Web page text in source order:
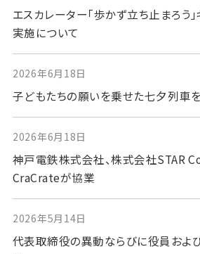
エスカレーター「歩かず立ち止まろう
実施について
2026年6月18日
子どもたちの願いを乗せた七夕列車
2026年6月18日
神戸電鉄株式会社、株式会社STAR
CraCrateが協業
2026年5月14日
代表取締役の異動ならびに役員およ